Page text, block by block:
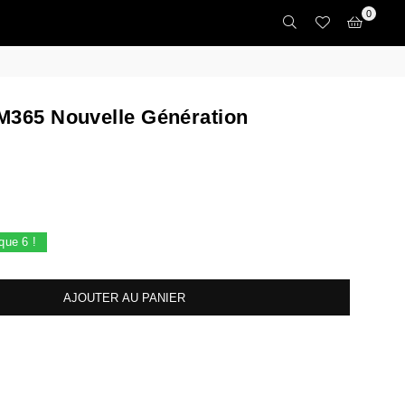
0
Nouvelle Génération
6 !
AJOUTER AU PANIER